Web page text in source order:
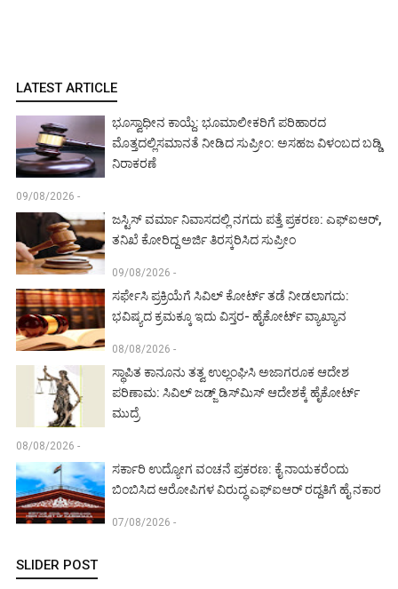
LATEST ARTICLE
ಭೂಸ್ವಾಧೀನ ಕಾಯ್ದೆ: ಭೂಮಾಲೀಕರಿಗೆ ಪರಿಹಾರದ
ಮೊತ್ತದಲ್ಲಿಸಮಾನತೆ ನೀಡಿದ ಸುಪ್ರೀಂ: ಅಸಹಜ ವಿಳಂಬದ ಬಡ್ಡಿ
ನಿರಾಕರಣೆ
09/08/2026 -
ಜಸ್ಟಿಸ್ ವರ್ಮಾ ನಿವಾಸದಲ್ಲಿ ನಗದು ಪತ್ತೆ ಪ್ರಕರಣ: ಎಫ್‌ಐಆರ್,
ತನಿಖೆ ಕೋರಿದ್ದ ಅರ್ಜಿ ತಿರಸ್ಕರಿಸಿದ ಸುಪ್ರೀಂ
09/08/2026 -
ಸರ್ಫೇಸಿ ಪ್ರಕ್ರಿಯೆಗೆ ಸಿವಿಲ್ ಕೋರ್ಟ್ ತಡೆ ನೀಡಲಾಗದು:
ಭವಿಷ್ಯದ ಕ್ರಮಕ್ಕೂ ಇದು ವಿಸ್ತರ- ಹೈಕೋರ್ಟ್ ವ್ಯಾಖ್ಯಾನ
08/08/2026 -
ಸ್ಥಾಪಿತ ಕಾನೂನು ತತ್ವ ಉಲ್ಲಂಘಿಸಿ ಅಜಾಗರೂಕ ಆದೇಶ
ಪರಿಣಾಮ: ಸಿವಿಲ್ ಜಡ್ಜ್ ಡಿಸ್‌ಮಿಸ್ ಆದೇಶಕ್ಕೆ ಹೈಕೋರ್ಟ್
ಮುದ್ರೆ
08/08/2026 -
ಸರ್ಕಾರಿ ಉದ್ಯೋಗ ವಂಚನೆ ಪ್ರಕರಣ: ಕೈ ನಾಯಕರೆಂದು
ಬಿಂಬಿಸಿದ ಆರೋಪಿಗಳ ವಿರುದ್ಧ ಎಫ್‌ಐಆರ್ ರದ್ದತಿಗೆ ಹೈ ನಕಾರ
07/08/2026 -
SLIDER POST